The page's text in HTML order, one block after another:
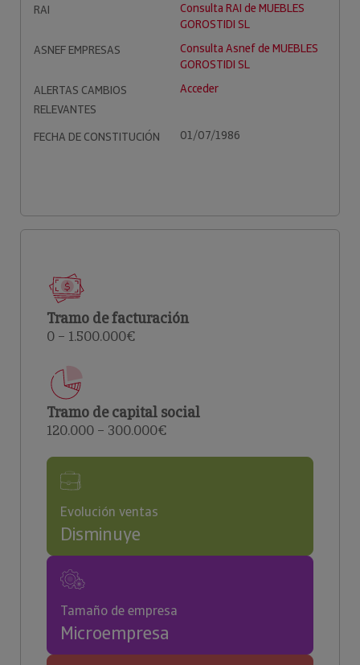
RAI
Consulta RAI de MUEBLES
GOROSTIDI SL
ASNEF EMPRESAS
Consulta Asnef de MUEBLES
GOROSTIDI SL
ALERTAS CAMBIOS
RELEVANTES
Acceder
FECHA DE CONSTITUCIÓN 01/07/1986
Tramo de facturación
0 – 1.500.000€
Tramo de capital social
120.000 – 300.000€
Evolución ventas
Disminuye
Tamaño de empresa
Microempresa